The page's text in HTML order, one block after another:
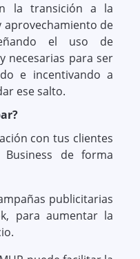
la transición a la
aprovechamiento de
el uso de
necesarias para ser
e incentivando a
ese salto.
con tus clientes
Business de forma
publicitarias
para aumentar la